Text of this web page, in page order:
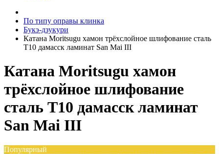
По типу оправы клинка
Букэ-дзукури
Катана Moritsugu хамон трёхслойное шлифование сталь
T10 дамасск ламинат San Mai III
Катана Moritsugu хамон
трёхслойное шлифование
сталь T10 дамасск ламинат
San Mai III
Популярный